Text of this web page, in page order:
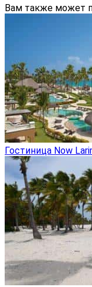
Вам также может
Гостиница Now